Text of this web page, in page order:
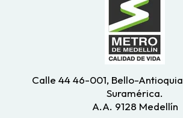
Calle 44 46-001, Bello-
Suramérica.
A.A. 9128 Medellín